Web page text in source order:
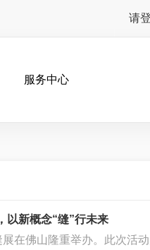
请
服务中心
以新概念“缝”行未来
在佛山隆重举办。此次活